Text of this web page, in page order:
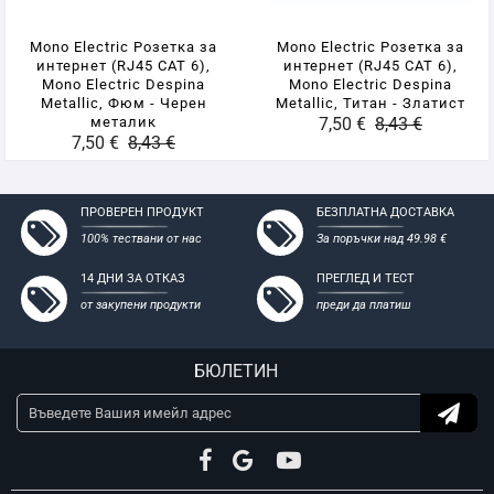
гипсокартон
Mono Electric Розетка за
интернет (RJ45 CAT 6),
Mono Electric Despina
Metallic, Фюм - Черен
металик
7,50 € 8,43 €
Mono Electric Розетка за
интернет (RJ45 CAT 6),
Mono Electric Despina
Metallic, Титан - Златист
7,50 € 8,43 €
ПРОВЕРЕН ПРОДУКТ
100% тествани от нас
БЕЗПЛАТНА ДОСТАВКА
За поръчки над 49.98 €
14 ДНИ ЗА ОТКАЗ
от закупени продукти
ПРЕГЛЕД И ТЕСТ
преди да платиш
БЮЛЕТИН